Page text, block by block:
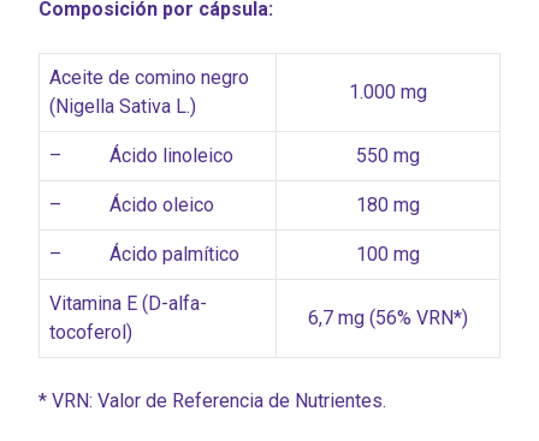
Composición por cápsula:
Aceite de comino negro
(Nigella Sativa L.)
1.000 mg
– Ácido linoleico 550 mg
– Ácido oleico 180 mg
– Ácido palmítico 100 mg
Vitamina E (D-alfa-
tocoferol)
6,7 mg (56% VRN*)
* VRN: Valor de Referencia de Nutrientes.